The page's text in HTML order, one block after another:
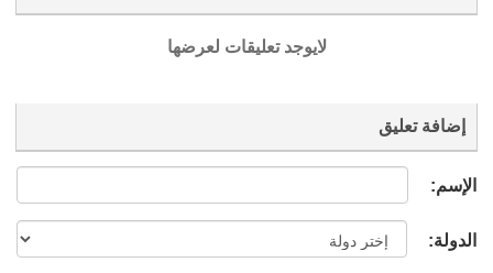
لايوجد تعليقات لعرضها
إضافة تعليق
الإسم:
الدولة: